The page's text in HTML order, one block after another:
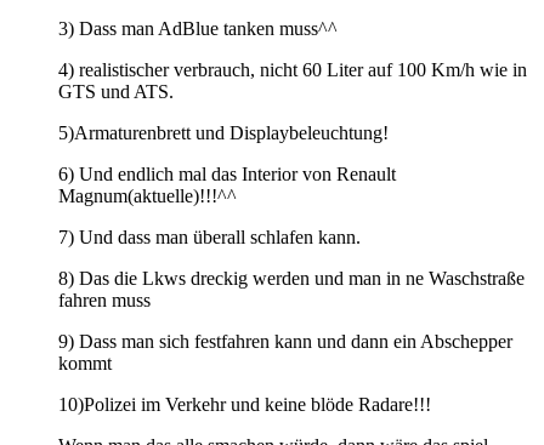
3) Dass man AdBlue tanken muss^^
4) realistischer verbrauch, nicht 60 Liter auf 100 Km/h wie in
GTS und ATS.
5)Armaturenbrett und Displaybeleuchtung!
6) Und endlich mal das Interior von Renault
Magnum(aktuelle)!!!^^
7) Und dass man überall schlafen kann.
8) Das die Lkws dreckig werden und man in ne Waschstraße
fahren muss
9) Dass man sich festfahren kann und dann ein Abschepper
kommt
10)Polizei im Verkehr und keine blöde Radare!!!